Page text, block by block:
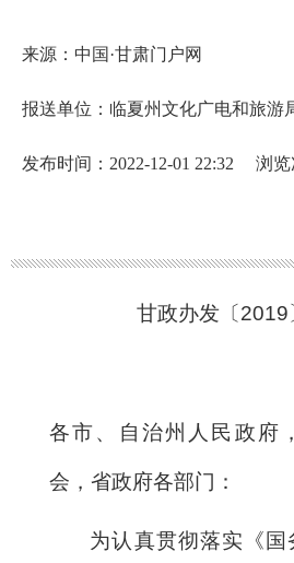
来源：中国·甘肃门户网
报送单位：临夏州文化广电和旅游
发布时间：2022-12-01 22:32 浏览
甘政办发〔2019
各市、自治州人民政府
会，省政府各部门：
为认真贯彻落实《